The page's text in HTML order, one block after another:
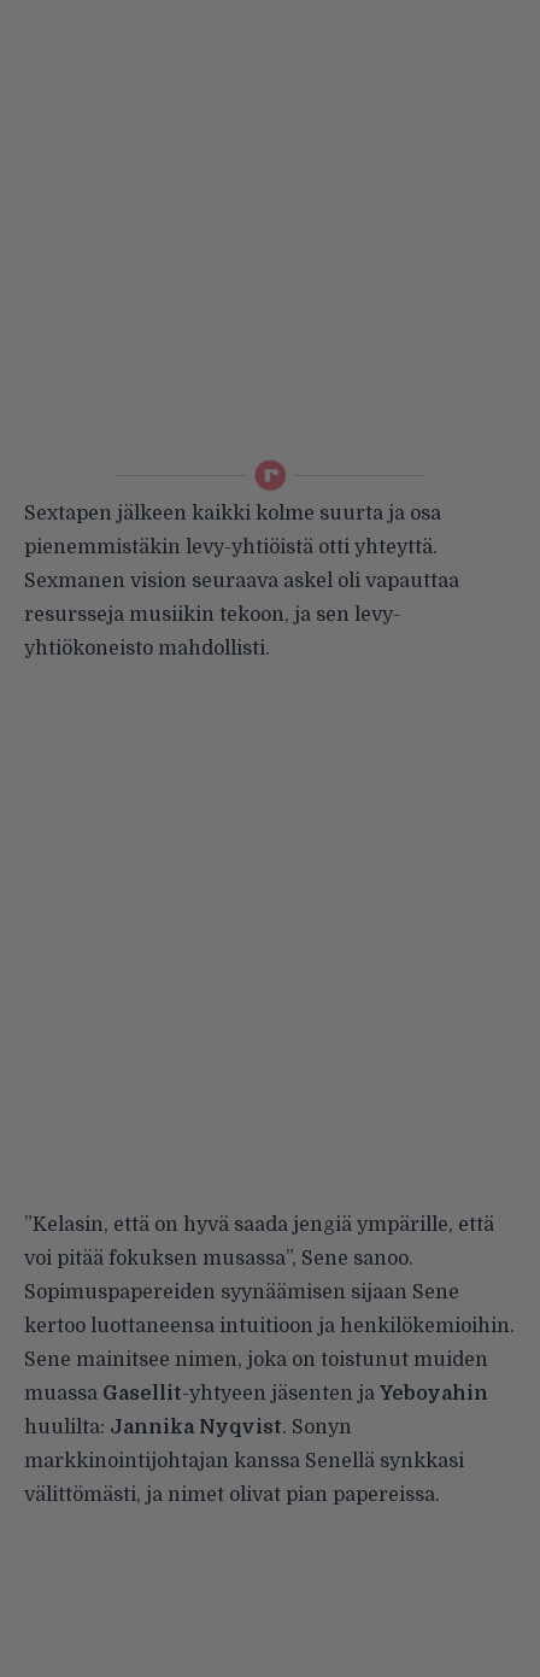
Sextapen jälkeen kaikki kolme suurta ja osa
pienemmistäkin levy-yhtiöistä otti yhteyttä.
Sexmanen vision seuraava askel oli vapauttaa
resursseja musiikin tekoon, ja sen levy-
yhtiökoneisto mahdollisti.
”Kelasin, että on hyvä saada jengiä ympärille, että
voi pitää fokuksen musassa”, Sene sanoo.
Sopimuspapereiden syynäämisen sijaan Sene
kertoo luottaneensa intuitioon ja henkilökemioihin.
Sene mainitsee nimen, joka on toistunut muiden
muassa Gasellit-yhtyeen jäsenten ja Yeboyahin
huulilta: Jannika Nyqvist. Sonyn
markkinointijohtajan kanssa Senellä synkkasi
välittömästi, ja nimet olivat pian papereissa.